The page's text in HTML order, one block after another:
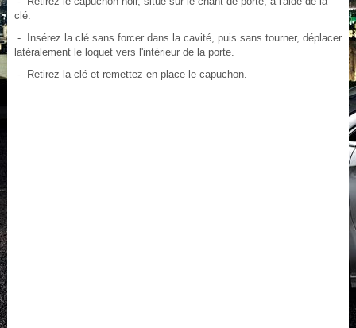
clé.
- Insérez la clé sans forcer dans la cavité, puis sans tourner, déplacer
latéralement le loquet vers l'intérieur de la porte.
- Retirez la clé et remettez en place le capuchon.